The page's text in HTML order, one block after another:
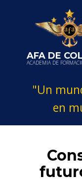
AFA DE
ACADEMIA DE
"Un
en
A